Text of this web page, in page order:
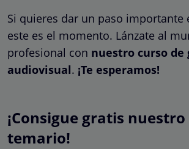
Si quieres dar un paso importante
este es el momento. Lánzate al
profesional con nuestro curso de
audiovisual. ¡Te esperamos!
¡Consigue gratis
temario!